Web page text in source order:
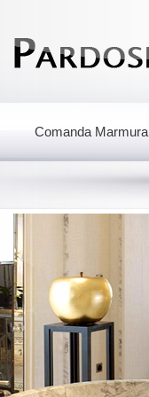
Comanda Marmura